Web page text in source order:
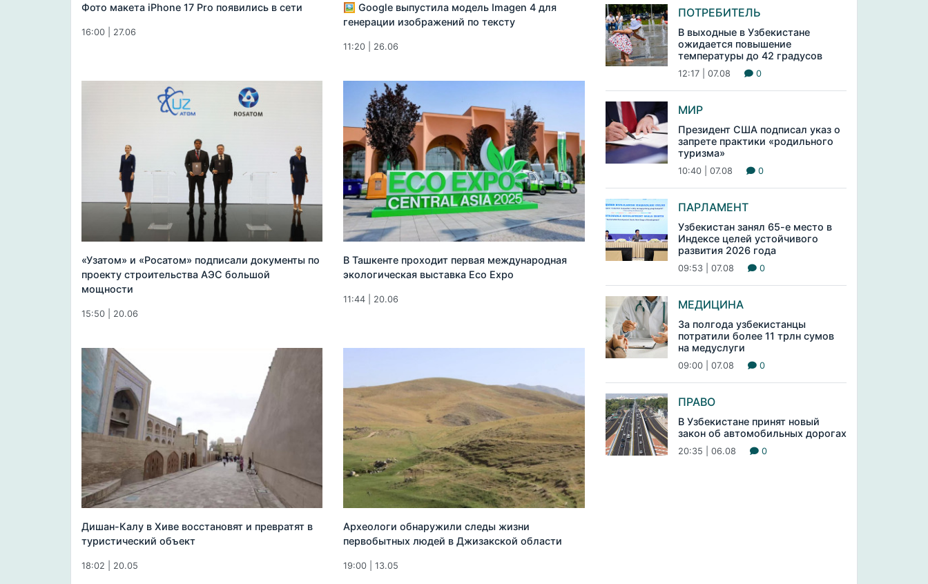
Фото макета iPhone 17 Pro появились в сети
16:00 | 27.06
🖼 Google выпустила модель Imagen 4 для
генерации изображений по тексту
11:20 | 26.06
«Узатом» и «Росатом» подписали документы по
проекту строительства АЭС большой
мощности
15:50 | 20.06
В Ташкенте проходит первая международная
экологическая выставка Eco Expo
11:44 | 20.06
Дишан-Калу в Хиве восстановят и превратят в
туристический объект
18:02 | 20.05
Археологи обнаружили следы жизни
первобытных людей в Джизакской области
19:00 | 13.05
ПОТРЕБИТЕЛЬ
В выходные в Узбекистане
ожидается повышение
температуры до 42 градусов
12:17 | 07.08 0
МИР
Президент США подписал указ о
запрете практики «родильного
туризма»
10:40 | 07.08 0
ПАРЛАМЕНТ
Узбекистан занял 65-е место в
Индексе целей устойчивого
развития 2026 года
09:53 | 07.08 0
МЕДИЦИНА
За полгода узбекистанцы
потратили более 11 трлн сумов
на медуслуги
09:00 | 07.08 0
ПРАВО
В Узбекистане принят новый
закон об автомобильных дорогах
20:35 | 06.08 0